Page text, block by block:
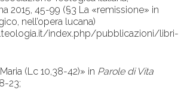
2015, 45-99 (§3 La «remissione» in
nell’opera lucana)
index.php/pubblicazioni/libri-
Maria (Lc 10,38-42)» in Parole di Vita
23;